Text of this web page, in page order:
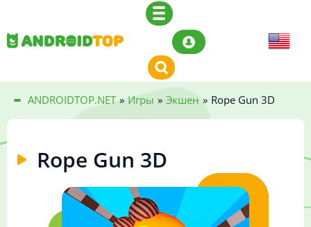
ANDROIDTOP.NET » Игры » Экшен » Rope Gun 3D
Rope Gun 3D